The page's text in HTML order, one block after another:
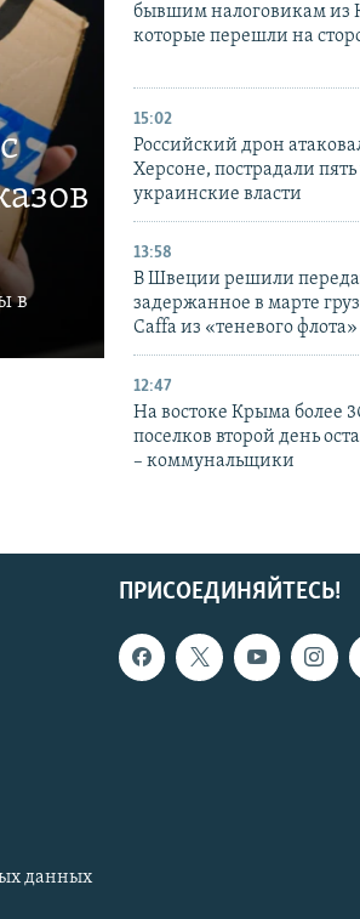
в
бывшим налоговикам из
которые перешли на
15:02
Российский дрон
Херсоне, пострадали пять
украинские власти
13:58
В Швеции решили
задержанное в марте
Caffa из «теневого
12:47
На востоке Крыма более
поселков второй день
– коммунальщики
ПРИСОЕДИНЯЙТЕСЬ!
данных